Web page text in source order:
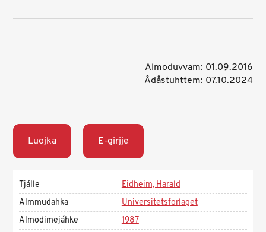
Almoduvvam: 01.09.2016
Ådåstuhttem: 07.10.2024
Luojka E-girjje
Tjálle
Eidheim, Harald
Almmudahka
Universitetsforlaget
Almodimejáhke
1987